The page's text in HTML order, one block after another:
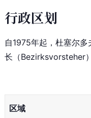
行政区划
自1975年起，杜塞尔
长（Bezirksvorsteher
区域